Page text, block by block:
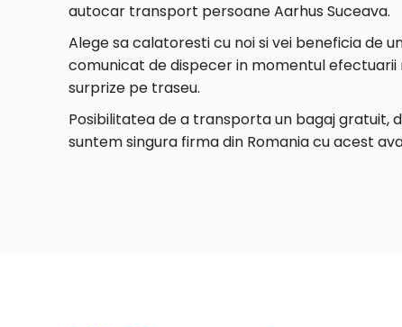
autocar transport persoane Aarhus Suceava.
Alege sa calatoresti cu noi si vei beneficia de
comunicat de dispecer in momentul efectuarii
surprize pe traseu.
Posibilitatea de a transporta un bagaj gratuit,
suntem singura firma din Romania cu acest